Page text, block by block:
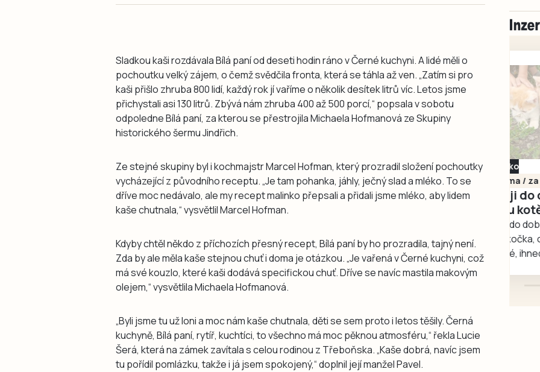
Sladkou kaši rozdávala Bílá paní od deseti hodin ráno v Černé kuchyni. A lidé měli o
pochoutku velký zájem, o čemž svědčila fronta, která se táhla až ven. „Zatím si pro
kaši přišlo zhruba 800 lidí, každý rok jí vaříme o několik desítek litrů víc. Letos jsme
přichystali asi 130 litrů. Zbývá nám zhruba 400 až 500 porcí,“ popsala v sobotu
odpoledne Bílá paní, za kterou se přestrojila Michaela Hofmanová ze Skupiny
historického šermu Jindřich.
Ze stejné skupiny byl i kochmajstr Marcel Hofman, který prozradil složení pochoutky
vycházející z původního receptu. „Je tam pohanka, jáhly, ječný slad a mléko. To se
dříve moc nedávalo, ale my recept malinko přepsali a přidali jsme mléko, aby lidem
kaše chutnala,“ vysvětlil Marcel Hofman.
Kdyby chtěl někdo z příchozích přesný recept, Bílá paní by ho prozradila, tajný není.
Zda by ale měla kaše stejnou chuť i doma je otázkou. „Je vařená v Černé kuchyni, což
má své kouzlo, které kaši dodává specifickou chuť. Dříve se navíc mastila makovým
olejem,“ vysvětlila Michaela Hofmanová.
„Byli jsme tu už loni a moc nám kaše chutnala, děti se sem proto i letos těšily. Černá
kuchyně, Bílá paní, rytíř, kuchtíci, to všechno má moc pěknou atmosféru,“ řekla Lucie
Šerá, která na zámek zavítala s celou rodinou z Třeboňska. „Kaše dobrá, navíc jsem
tu pořídil pomlázku, takže i já jsem spokojený,“ doplnil její manžel Pavel.
Milevsko
Zdarma / za odvoz
Daruji do dobrých
kotě-kočka, odčervené,
mazlivé, ihned k odběru.